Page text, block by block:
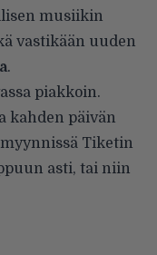
musiikin
vastikään uuden
.
piakkoin.
kahden päivän
Tiketin
asti, tai niin